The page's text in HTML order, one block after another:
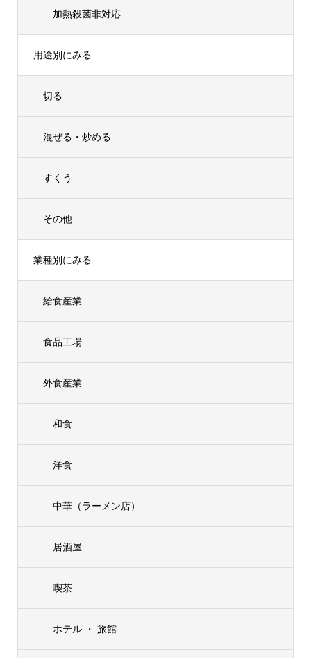
加熱殺菌非対応
用途別にみる
切る
混ぜる・炒める
すくう
その他
業種別にみる
給食産業
食品工場
外食産業
和食
洋食
中華（ラーメン店）
居酒屋
喫茶
ホテル ・ 旅館